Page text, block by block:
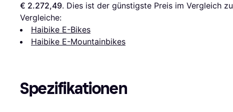
€ 2.272,49. Dies ist der günstigste Preis im Vergleich zu
Vergleiche:
Haibike E-Bikes
Haibike E-Mountainbikes
Spezifikationen